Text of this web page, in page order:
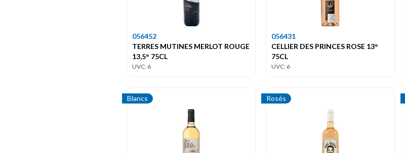
056452
TERRES MUTINES MERLOT ROUGE
13,5° 75CL
UVC: 6
056431
CELLIER DES PRINCES ROSE 13°
75CL
UVC: 6
Blancs Rosés